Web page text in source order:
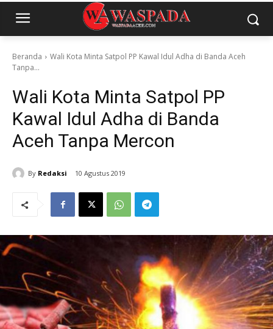
Beranda
Wali Kota Minta Satpol PP Kawal Idul Adha di Banda Aceh
Tanpa...
Wali Kota Minta Satpol PP
Kawal Idul Adha di Banda
Aceh Tanpa Mercon
By Redaksi 10 Agustus 2019